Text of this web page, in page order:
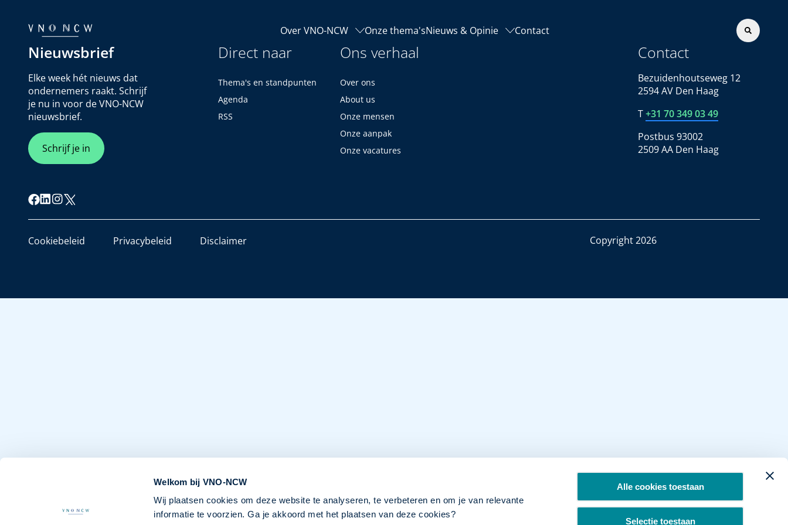
Welkom bij VNO-NCW
Wij plaatsen cookies om deze website te analyseren, te verbeteren en om je van relevante
informatie te voorzien. Ga je akkoord met het plaatsen van deze cookies?
Alle cookies toestaan
Selectie toestaan
Over VNO-NCW Onze thema'sNieuws & Opinie Contact
Nieuwsbrief
Elke week hét nieuws dat
ondernemers raakt. Schrijf
je nu in voor de VNO-NCW
nieuwsbrief.
Schrijf je in
Direct naar
Thema's en standpunten
Agenda
RSS
Ons verhaal
Over ons
About us
Onze mensen
Onze aanpak
Onze vacatures
Contact
Bezuidenhoutseweg 12
2594 AV Den Haag
T+31 70 349 03 49
Postbus 93002
2509 AA Den Haag
Cookiebeleid Privacybeleid Disclaimer Copyright 2026